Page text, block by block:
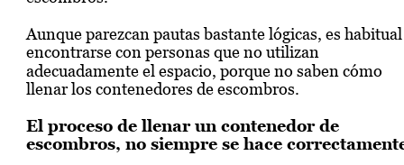
Aunque parezcan pautas bastante lógicas, es
encontrarse con personas que no utilizan
adecuadamente el espacio, porque no saben cómo
llenar los contenedores de escombros.
El proceso de llenar un contenedor de
escombros, no siempre se hace